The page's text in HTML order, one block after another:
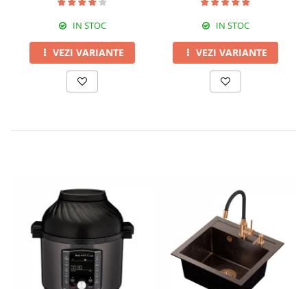
IN STOC
VEZI VARIANTE
IN STOC
VEZI VARIANTE